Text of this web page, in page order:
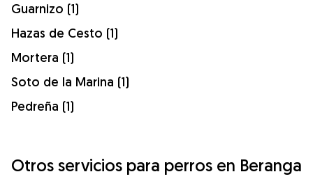
Guarnizo (1)
Hazas de Cesto (1)
Mortera (1)
Soto de la Marina (1)
Pedreña (1)
Otros servicios para perros en Beranga